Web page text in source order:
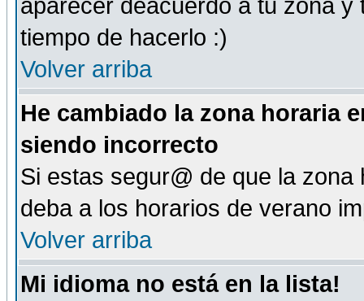
aparecer deacuerdo a tu zona
tiempo de hacerlo :)
Volver arriba
He cambiado la zona horaria
siendo incorrecto
Si estas segur@ de que la
deba a los horarios de verano
Volver arriba
Mi idioma no está en la lista!